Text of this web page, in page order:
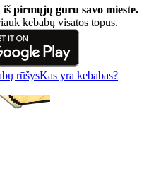
pirmųjų guru savo mieste.
kebabų visatos topus.
rūšysKas yra kebabas?